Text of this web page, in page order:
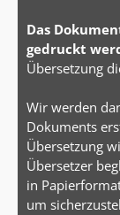
Das
gedruckt
Übersetzung
Wir werden
Dokuments
Übersetzung
Übersetzer
in
um